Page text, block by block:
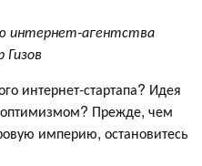
интернет-агентства
Гизов
интернет-стартапа? Идея
оптимизмом? Прежде, чем
империю, остановитесь